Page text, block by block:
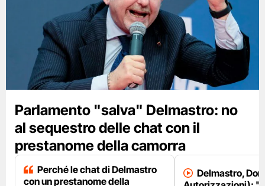
Parlamento "salva" Delmastro: no
al sequestro delle chat con il
prestanome della camorra
Perché le chat di Delmastro
con un prestanome della
Delmastro,